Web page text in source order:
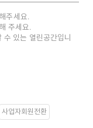
주세요.
주세요.
있는 열린공간입니
사업자회원전환